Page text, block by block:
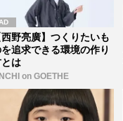
西野亮廣】つくりたいも
追求できる環境の作り
は
on GOETHE